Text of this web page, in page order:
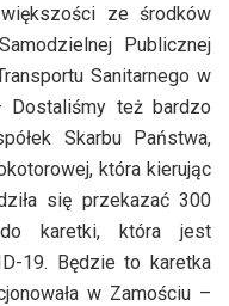
ze środków
Publicznej
Sanitarnego w
Dostaliśmy też bardzo
Skarbu Państwa,
która kierując
się przekazać 300
karetki, która jest
19. Będzie to karetka
w Zamościu –